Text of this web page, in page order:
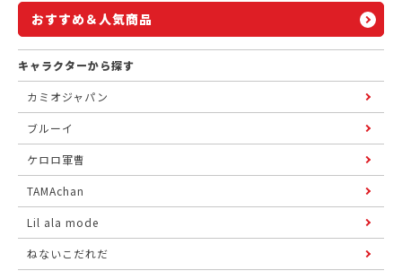
おすすめ＆人気商品
キャラクターから探す
カミオジャパン
ブルーイ
ケロロ軍曹
TAMAchan
Lil ala mode
ねないこだれだ